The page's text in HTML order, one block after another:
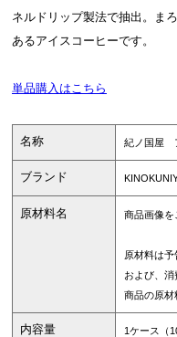
ネルドリップ製法で抽出。ま
あるアイスコーヒーです。
単品購入はこちら
名称 紀ノ国屋
ブランド
原材料名 商品画像を
原材料は
および、
商品の原材
内容量 1ケース（